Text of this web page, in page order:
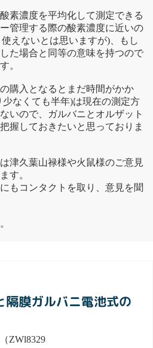
素濃度を平均化して測定できる
管理する際の酸素濃度に近いの
えないとは思いますが)、もし
た場合と同等の意味を持つので
。
購入となるとまだ時間がかか
なくても半年)は現在の測定方
いので、ガルバニとオルザット
握しておきたいと思っておりま
津久葉山禄様や火鼠様のご意見
す。
もコンタクトを取り、意見を聞
隔膜ガルバニ電池式の
（ZWl8329